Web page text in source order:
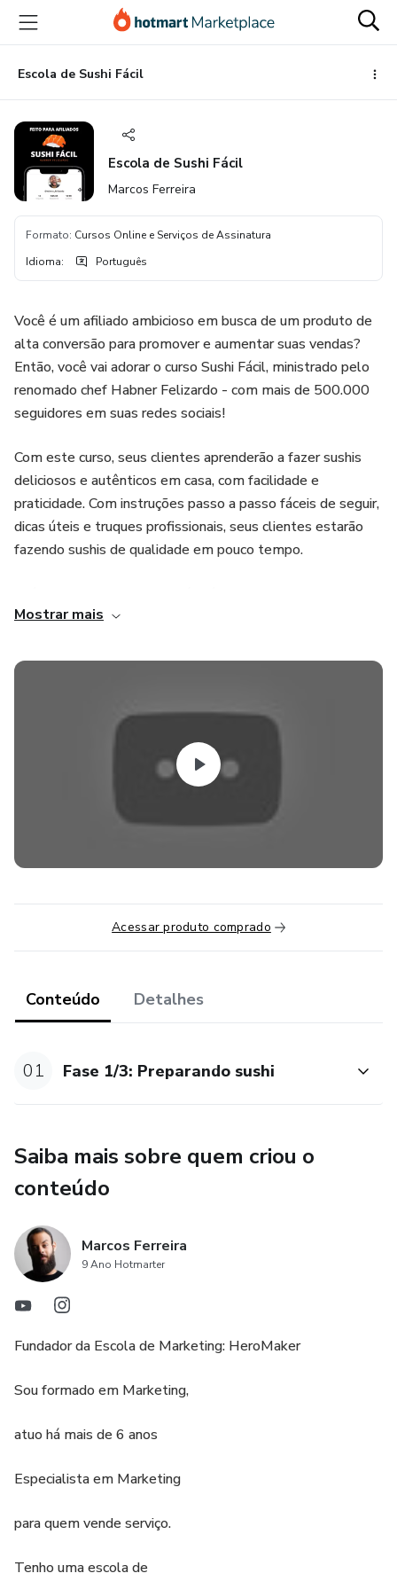
para
conteúdo
principal
para
pagamento
para
rodapé
Escola de Sushi Fácil
Escola de Sushi Fácil
Marcos Ferreira
Formato: Cursos Online e Serviços de Assinatura
Idioma: Português
Você é um afiliado ambicioso em busca de um produto de
alta conversão para promover e aumentar suas vendas?
Então, você vai adorar o curso Sushi Fácil, ministrado pelo
renomado chef Habner Felizardo - com mais de 500.000
seguidores em suas redes sociais!
Com este curso, seus clientes aprenderão a fazer sushis
deliciosos e autênticos em casa, com facilidade e
praticidade. Com instruções passo a passo fáceis de seguir,
dicas úteis e truques profissionais, seus clientes estarão
fazendo sushis de qualidade em pouco tempo.
para conversão, o que significa que você pode esperar altas
que você fizer. Com a popularidade do sushi em alta, as
Não perca mais tempo procurando por um produto de
afiliado de alta conversão - o curso Sushi Fácil é a escolha
certa para você. Junte-se a nós agora e comece a promover
da culinária de sushi no Brasil, e faça muitas vendas pela
Mostrar mais
Acessar produto comprado
Conteúdo Detalhes
01 Fase 1/3: Preparando sushi
Saiba mais sobre quem criou o
conteúdo
Marcos Ferreira
9 Ano Hotmarter
Fundador da Escola de Marketing: HeroMaker
Sou formado em Marketing,
atuo há mais de 6 anos
Especialista em Marketing
para quem vende serviço.
Tenho uma escola de